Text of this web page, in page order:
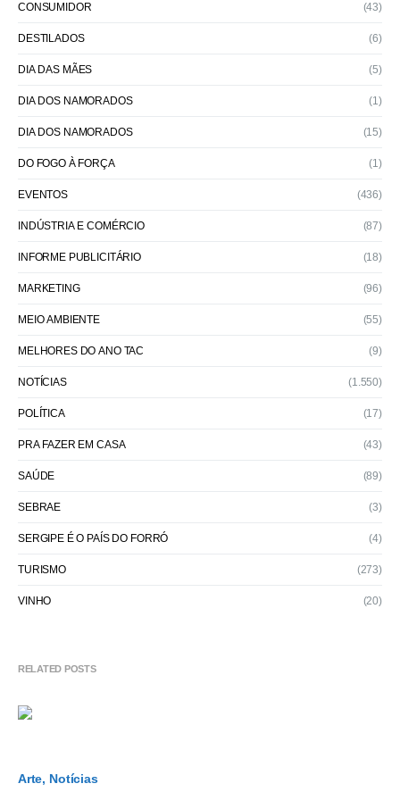
CONSUMIDOR (43)
DESTILADOS (6)
DIA DAS MÃES (5)
DIA DOS NAMORADOS (1)
DIA DOS NAMORADOS (15)
DO FOGO À FORÇA (1)
EVENTOS (436)
INDÚSTRIA E COMÉRCIO (87)
INFORME PUBLICITÁRIO (18)
MARKETING (96)
MEIO AMBIENTE (55)
MELHORES DO ANO TAC (9)
NOTÍCIAS (1.550)
POLÍTICA (17)
PRA FAZER EM CASA (43)
SAÚDE (89)
SEBRAE (3)
SERGIPE É O PAÍS DO FORRÓ (4)
TURISMO (273)
VINHO (20)
RELATED POSTS
Arte Notícias